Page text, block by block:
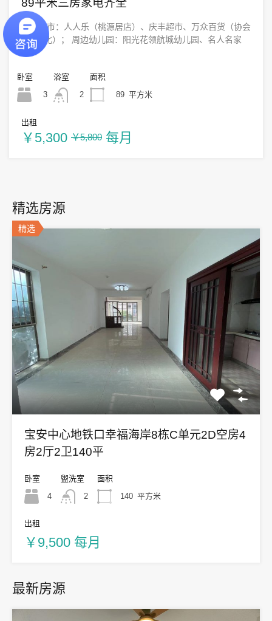
89平米三房家电齐全
周边超市：人人乐（桃源居店）、庆丰超市、万众百货（协会
大厦A北）； 周边幼儿园：阳光花领航城幼儿园、名人名家
宝...
卧室
3
浴室
2
面积
89 平方米
出租
￥5,300 ￥5,800 每月
精选房源
精选
宝安中心地铁口幸福海岸8栋C单元2D空房4
房2厅2卫140平
卧室
4
盥洗室
2
面积
140 平方米
出租
￥9,500 每月
最新房源